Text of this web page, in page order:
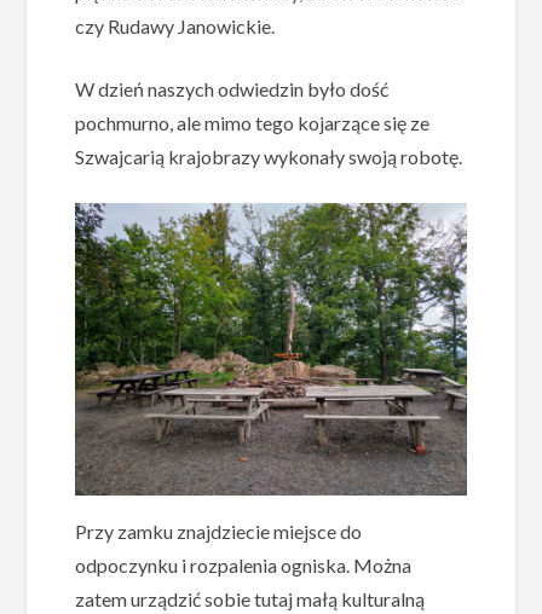
czy Rudawy Janowickie.
W dzień naszych odwiedzin było dość
pochmurno, ale mimo tego kojarzące się ze
Szwajcarią krajobrazy wykonały swoją robotę.
Przy zamku znajdziecie miejsce do
odpoczynku i rozpalenia ogniska. Można
zatem urządzić sobie tutaj małą kulturalną